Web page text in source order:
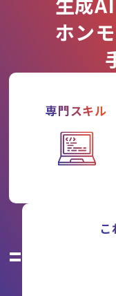
ホン
専門スキル
=
こ